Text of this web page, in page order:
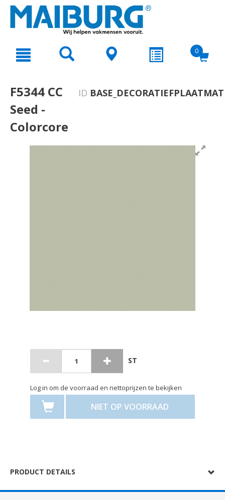
text.skipToNavigation
0
F5344 CC
Seed -
Colorcore
ID
ST
Log in om de voorraad en nettoprijzen te bekijken
NIET OP VOORRAAD
PRODUCT DETAILS